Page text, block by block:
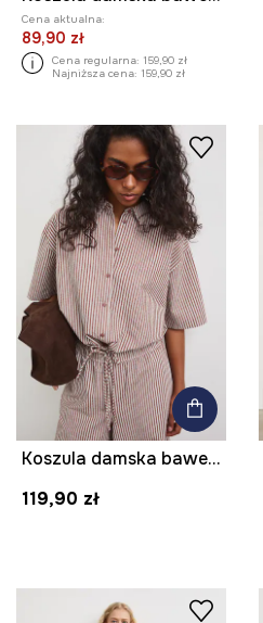
Cena aktualna:
89,90 zł
Cena regularna: 159,90 zł
Najniższa cena: 159,90 zł
Koszula damska bawełniana
119,90 zł